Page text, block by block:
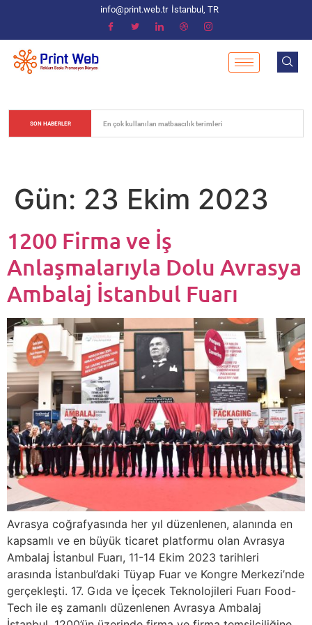
info@print.web.tr İstanbul, TR
SON HABERLER En çok kullanılan matbaacılık terimleri
Gün: 23 Ekim 2023
1200 Firma ve İş
Anlaşmalarıyla Dolu Avrasya
Ambalaj İstanbul Fuarı
Avrasya coğrafyasında her yıl düzenlenen, alanında en
kapsamlı ve en büyük ticaret platformu olan Avrasya
Ambalaj İstanbul Fuarı, 11-14 Ekim 2023 tarihleri
arasında İstanbul’daki Tüyap Fuar ve Kongre Merkezi’nde
gerçekleşti. 17. Gıda ve İçecek Teknolojileri Fuarı Food-
Tech ile eş zamanlı düzenlenen Avrasya Ambalaj